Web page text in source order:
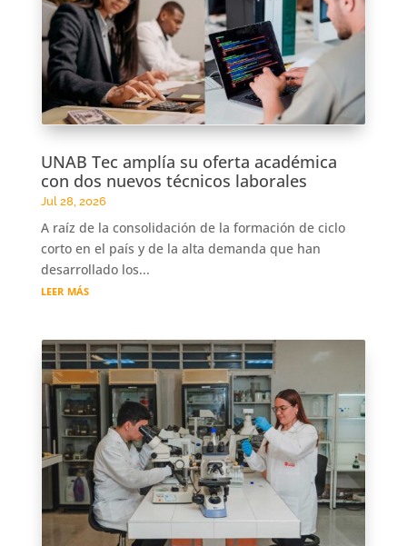
UNAB Tec amplía su oferta académica
con dos nuevos técnicos laborales
Jul 28, 2026
A raíz de la consolidación de la formación de ciclo
corto en el país y de la alta demanda que han
desarrollado los...
leer más